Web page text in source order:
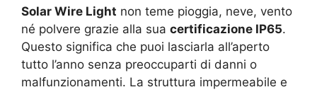
Solar Wire Light non teme pioggia, neve, vento
né polvere grazie alla sua certificazione IP65.
Questo significa che puoi lasciarla all’aperto
tutto l’anno senza preoccuparti di danni o
malfunzionamenti. La struttura impermeabile e